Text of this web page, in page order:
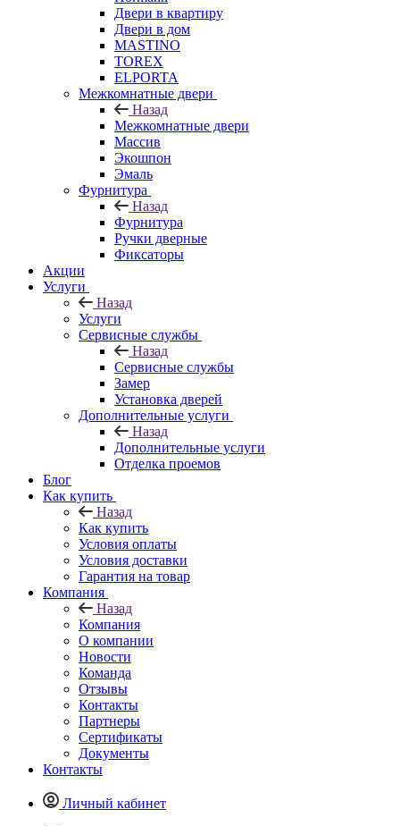
Двери в квартиру
Двери в дом
MASTINO
TOREX
ELPORTA
Межкомнатные двери
Назад
Межкомнатные двери
Массив
Экошпон
Эмаль
Фурнитура
Назад
Фурнитура
Ручки дверные
Фиксаторы
Акции
Услуги
Назад
Услуги
Сервисные службы
Назад
Сервисные службы
Замер
Установка дверей
Дополнительные услуги
Назад
Дополнительные услуги
Отделка проемов
Блог
Как купить
Назад
Как купить
Условия оплаты
Условия доставки
Гарантия на товар
Компания
Назад
Компания
О компании
Новости
Команда
Отзывы
Контакты
Партнеры
Сертификаты
Документы
Контакты
Личный кабинет